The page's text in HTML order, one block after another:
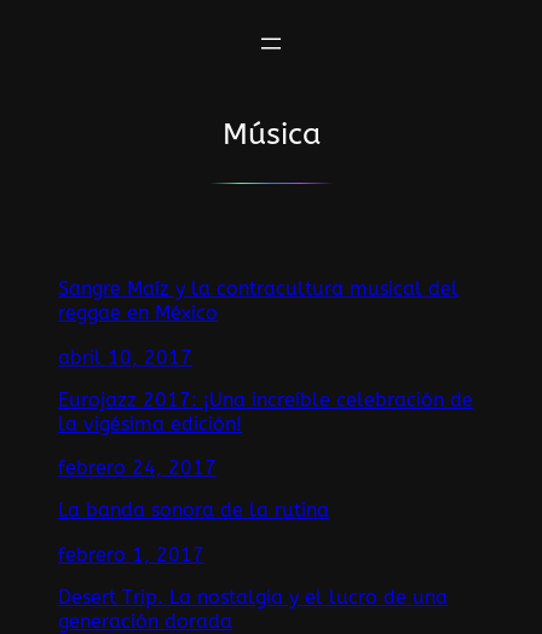
Música
Sangre Maíz y la contracultura musical del
reggae en México
abril 10, 2017
Eurojazz 2017: ¡Una increíble celebración de
la vigésima edición!
febrero 24, 2017
La banda sonora de la rutina
febrero 1, 2017
Desert Trip. La nostalgia y el lucro de una
generación dorada